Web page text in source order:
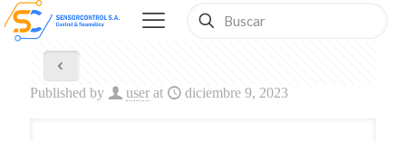
Published by user at diciembre 9, 2023